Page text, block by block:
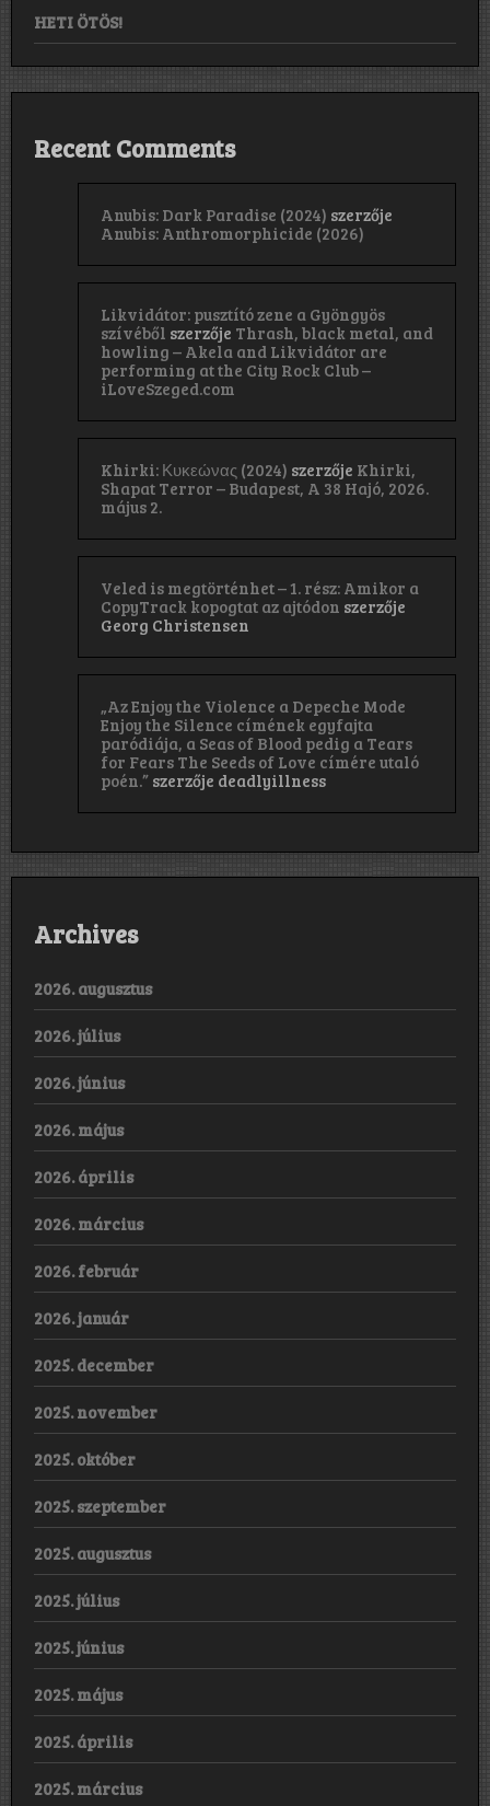
HETI ÖTÖS!
Recent Comments
Anubis: Dark Paradise (2024) szerzője
Anubis: Anthromorphicide (2026)
Likvidátor: pusztító zene a Gyöngyös
szívéből szerzője Thrash, black metal, and
howling – Akela and Likvidátor are
performing at the City Rock Club –
iLoveSzeged.com
Khirki: Κ​υ​κ​ε​ώ​ν​α​ς (2024) szerzője Khirki,
Shapat Terror – Budapest, A 38 Hajó, 2026.
május 2.
Veled is megtörténhet – 1. rész: Amikor a
CopyTrack kopogtat az ajtódon szerzője
Georg Christensen
„Az Enjoy the Violence a Depeche Mode
Enjoy the Silence címének egyfajta
paródiája, a Seas of Blood pedig a Tears
for Fears The Seeds of Love címére utaló
poén.” szerzője deadlyillness
Archives
2026. augusztus
2026. július
2026. június
2026. május
2026. április
2026. március
2026. február
2026. január
2025. december
2025. november
2025. október
2025. szeptember
2025. augusztus
2025. július
2025. június
2025. május
2025. április
2025. március